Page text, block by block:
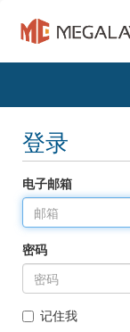
登录
电子邮箱
密码
记住我